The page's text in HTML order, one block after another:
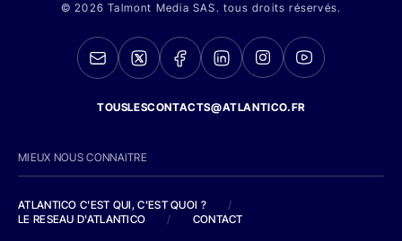
© 2026 Talmont Media SAS. tous droits réservés.
TOUSLESCONTACTS@ATLANTICO.FR
MIEUX NOUS CONNAITRE
ATLANTICO C'EST QUI, C'EST QUOI ?
/
LE RESEAU D'ATLANTICO
/ CONTACT